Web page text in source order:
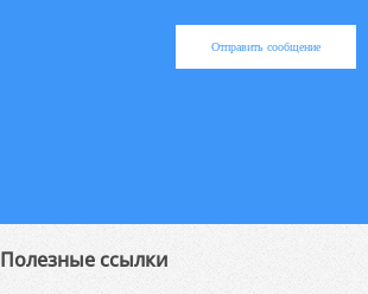
Отправить сообщение
Полезные ссылки